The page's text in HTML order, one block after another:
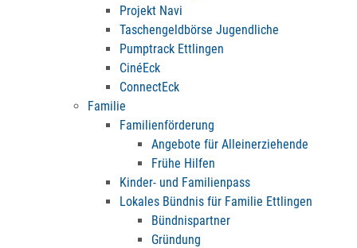
Projekt Navi
Taschengeldbörse Jugendliche
Pumptrack Ettlingen
CinéEck
ConnectEck
Familie
Familienförderung
Angebote für Alleinerziehende
Frühe Hilfen
Kinder- und Familienpass
Lokales Bündnis für Familie Ettlingen
Bündnispartner
Gründung